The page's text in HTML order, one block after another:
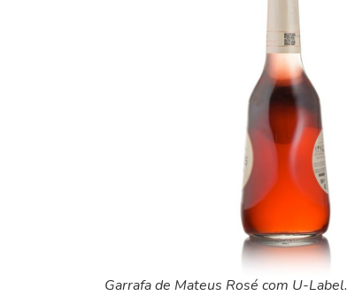
Garrafa de Mateus Rosé com U-Label.